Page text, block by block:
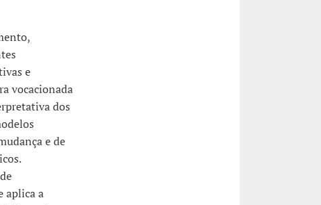
e
vocacionada
dos
e de
aplica a